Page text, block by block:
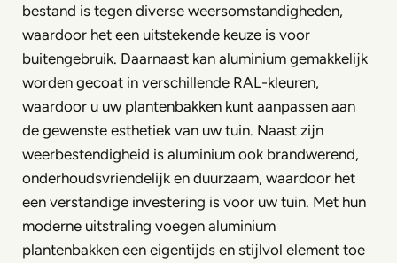
bestand is tegen diverse weersomstandigheden,
waardoor het een uitstekende keuze is voor
buitengebruik. Daarnaast kan aluminium gemakkelijk
worden gecoat in verschillende RAL-kleuren,
waardoor u uw plantenbakken kunt aanpassen aan
de gewenste esthetiek van uw tuin. Naast zijn
weerbestendigheid is aluminium ook brandwerend,
onderhoudsvriendelijk en duurzaam, waardoor het
een verstandige investering is voor uw tuin. Met hun
moderne uitstraling voegen aluminium
plantenbakken een eigentijds en stijlvol element toe